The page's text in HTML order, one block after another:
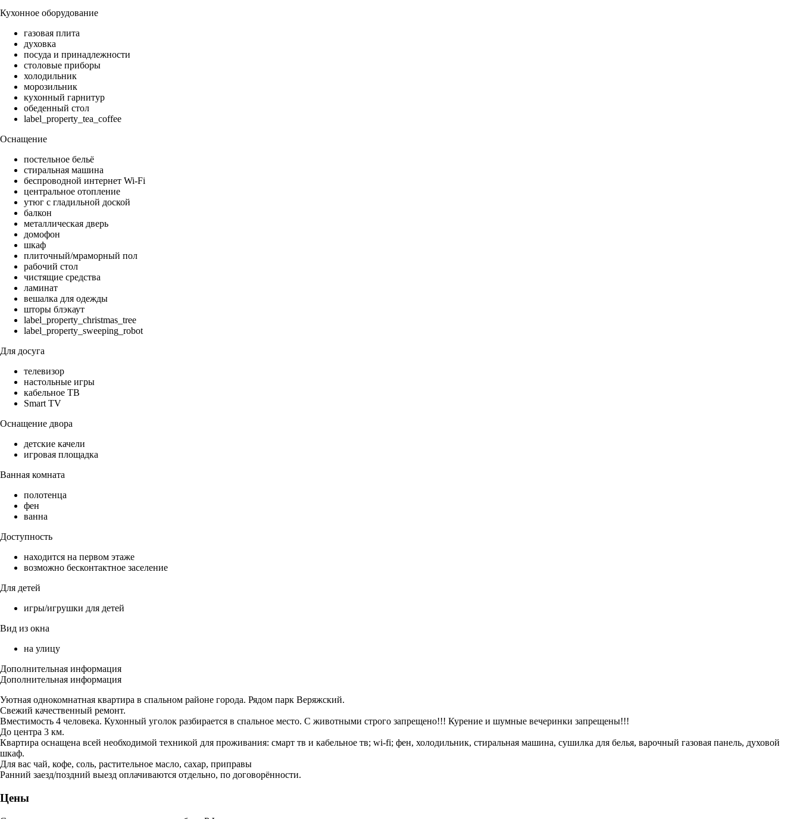
Кухонное оборудование
газовая плита
духовка
посуда и принадлежности
столовые приборы
холодильник
морозильник
кухонный гарнитур
обеденный стол
label_property_tea_coffee
Оснащение
постельное бельё
стиральная машина
беспроводной интернет Wi-Fi
центральное отопление
утюг с гладильной доской
балкон
металлическая дверь
домофон
шкаф
плиточный/мраморный пол
рабочий стол
чистящие средства
ламинат
вешалка для одежды
шторы блэкаут
label_property_christmas_tree
label_property_sweeping_robot
Для досуга
телевизор
настольные игры
кабельное ТВ
Smart TV
Оснащение двора
детские качели
игровая площадка
Ванная комната
полотенца
фен
ванна
Доступность
находится на первом этаже
возможно бесконтактное заселение
Для детей
игры/игрушки для детей
Вид из окна
на улицу
Дополнительная информация
Дополнительная информация
Уютная однокомнатная квартира в спальном районе города. Рядом парк Веряжский.
Свежий качественный ремонт.
Вместимость 4 человека. Кухонный уголок разбирается в спальное место. С животными строго запрещено!!! Курение и шумные вечеринки запрещены!!!
До центра 3 км.
Квартира оснащена всей необходимой техникой для проживания: смарт тв и кабельное тв; wi-fi; фен, холодильник, стиральная машина, сушилка для белья, варочный газовая панель, духовой
шкаф.
Для вас чай, кофе, соль, растительное масло, сахар, приправы
Ранний заезд/поздний выезд оплачиваются отдельно, по договорённости.
Цены